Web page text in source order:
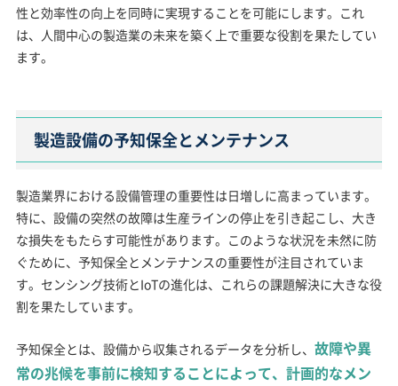
性と効率性の向上を同時に実現することを可能にします。これ
は、人間中心の製造業の未来を築く上で重要な役割を果たしてい
ます。
製造設備の予知保全とメンテナンス
製造業界における設備管理の重要性は日増しに高まっています。
特に、設備の突然の故障は生産ラインの停止を引き起こし、大き
な損失をもたらす可能性があります。このような状況を未然に防
ぐために、予知保全とメンテナンスの重要性が注目されていま
す。センシング技術とIoTの進化は、これらの課題解決に大きな役
割を果たしています。
予知保全とは、設備から収集されるデータを分析し、 故障や異
常の兆候を事前に検知することによって、計画的なメン